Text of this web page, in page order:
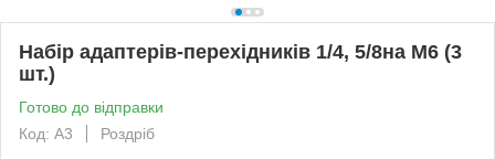
Набір адаптерів-перехідників 1/4, 5/8на M6 (3
шт.)
Готово до відправки
Код: А3
Роздріб